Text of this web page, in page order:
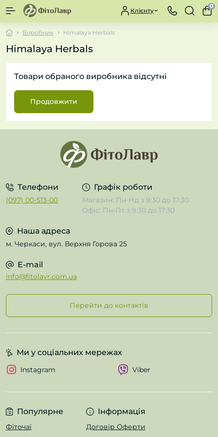
Клієнту
0
Виробник Himalaya Herbals
Himalaya Herbals
Товари обраного виробника відсутні
Продовжити
Телефони
(097) 00-513-00
Графік роботи
Магазин: Пн-Нд з 9:30 до 17:30
Офіс: Пн-Пт з 9:30 до 17:30
Наша адреса
м. Черкаси, вул. Верхня Горова 25
E-mail
info@fitolavr.com.ua
Перейти до контактів
Популярне
Фіточаї
Інформація
Договір Оферти
Ми у соціальних мережах
Instagram Viber